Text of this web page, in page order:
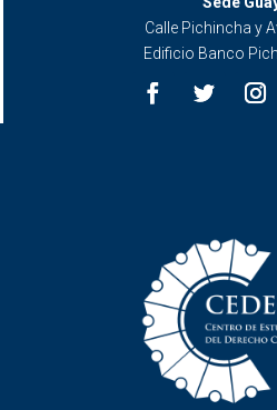
Calle Pichincha y
Edificio Banco